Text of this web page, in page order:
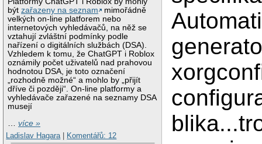
býtzařazeny na seznam
mimořádně
velkých on-line platforem nebo
internetových vyhledávačů, na něž se
vztahují zvláštní podmínky podle
nařízení o digitálních službách (DSA).
Vzhledem k tomu, že ChatGPT i Roblox
oznámily počet uživatelů nad prahovou
hodnotou DSA, je toto označení
„rozhodně možné“ a mohlo by „přijít
dříve či později“. On-line platformy a
vyhledávače zařazené na seznamy DSA
musejí
…více »
Ladislav Hagara| Komentářů: 12